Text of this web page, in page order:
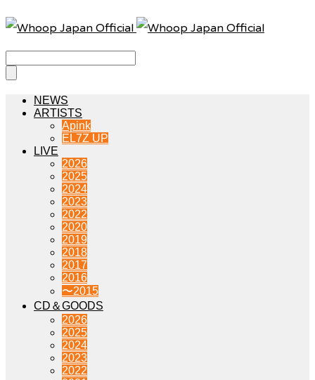
NEWS
ARTISTS
Apink
EL7Z UP
LIVE
2026
2025
2024
2023
2022
2020
2019
2018
2017
2016
〜2015
CD＆GOODS
2026
2025
2024
2023
2022